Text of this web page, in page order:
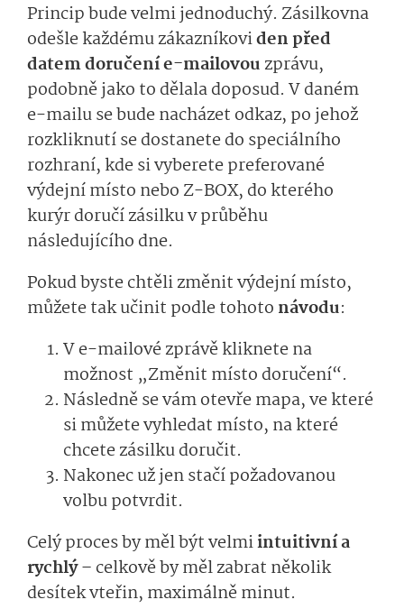
Princip bude velmi jednoduchý. Zásilkovna
odešle každému zákazníkoviden před
datem doručení e-mailovou zprávu,
podobně jako to dělala doposud. V daném
e-mailu se bude nacházet odkaz, po jehož
rozkliknutí se dostanete do speciálního
rozhraní, kde si vyberete preferované
výdejní místo nebo Z-BOX, do kterého
kurýr doručí zásilku v průběhu
následujícího dne.
Pokud byste chtěli změnit výdejní místo,
můžete tak učinit podle tohoto návodu:
V e-mailové zprávě kliknete na
možnost „Změnit místo doručení“.
Následně se vám otevře mapa, ve které
si můžete vyhledat místo, na které
chcete zásilku doručit.
Nakonec už jen stačí požadovanou
volbu potvrdit.
Celý proces by měl být velmiintuitivní a
rychlý– celkově by měl zabrat několik
desítek vteřin, maximálně minut.